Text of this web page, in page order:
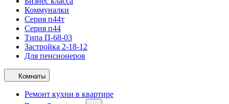
Коммуналки
Серия п44т
Серия п44
Типа П-68-03
Застройка 2-18-12
Для пенсионеров
Комнаты
Ремонт кухни в квартире